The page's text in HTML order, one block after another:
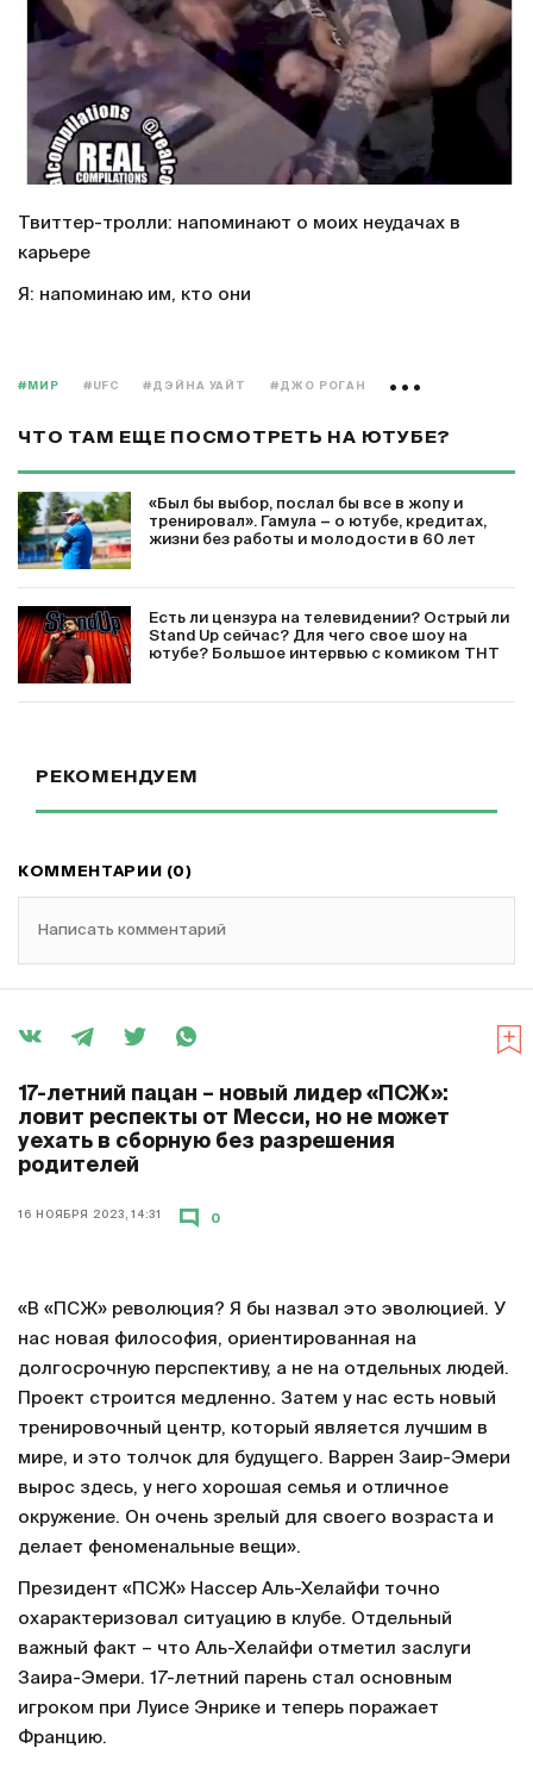
Твиттер-тролли: напоминают о моих неудачах в
карьере
Я: напоминаю им, кто они
#МИР #UFC #ДЭЙНА УАЙТ #ДЖО РОГАН
ЧТО ТАМ ЕЩЕ ПОСМОТРЕТЬ НА ЮТУБЕ?
«Был бы выбор, послал бы все в жопу и
тренировал». Гамула − о ютубе, кредитах,
жизни без работы и молодости в 60 лет
Есть ли цензура на телевидении? Острый ли
Stand Up сейчас? Для чего свое шоу на
ютубе? Большое интервью с комиком ТНТ
РЕКОМЕНДУЕМ
КОММЕНТАРИИ (0)
Написать комментарий
17-летний пацан – новый лидер «ПСЖ»:
ловит респекты от Месси, но не может
уехать в сборную без разрешения
родителей
16 НОЯБРЯ 2023, 14:31 0
«В «ПСЖ» революция? Я бы назвал это эволюцией. У
нас новая философия, ориентированная на
долгосрочную перспективу, а не на отдельных людей.
Проект строится медленно. Затем у нас есть новый
тренировочный центр, который является лучшим в
мире, и это толчок для будущего. Варрен Заир-Эмери
вырос здесь, у него хорошая семья и отличное
окружение. Он очень зрелый для своего возраста и
делает феноменальные вещи».
Президент «ПСЖ» Нассер Аль-Хелайфи точно
охарактеризовал ситуацию в клубе. Отдельный
важный факт – что Аль-Хелайфи отметил заслуги
Заира-Эмери. 17-летний парень стал основным
игроком при Луисе Энрике и теперь поражает
Францию.